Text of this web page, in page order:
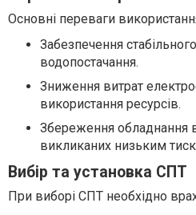
Основні переваги
Забезпечення
водопостачання.
Зниження витрат
використання ресурсів.
Збереження обладнання
викликаних низьким
Вибір та установка СПТ
При виборі СПТ необхідно